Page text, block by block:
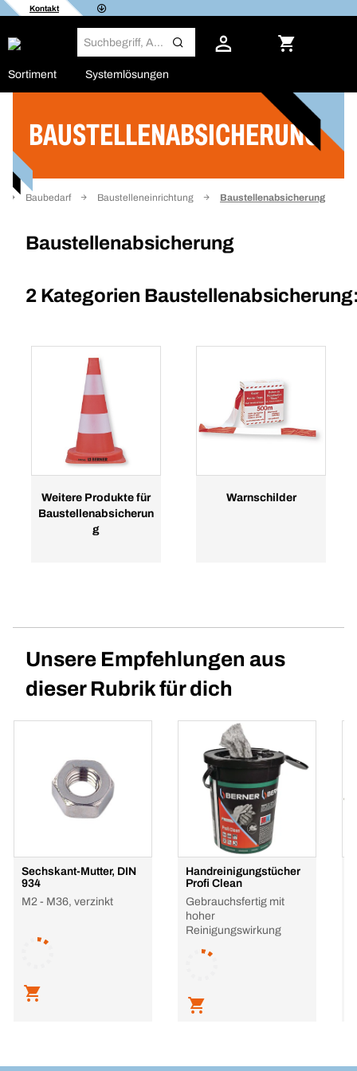
Kontakt
Sortiment Systemlösungen
BAUSTELLENABSICHERUNG
Baubedarf Baustelleneinrichtung Baustellenabsicherung
Baustellenabsicherung
2 Kategorien
Weitere Produkte für
Baustellenabsicherun
g
Warnschilder
Filter
Unsere Empfehlungen aus
dieser Rubrik für dich
Sechskant-Mutter, DIN
934
M2 - M36, verzinkt
Handreinigungstücher
Profi Clean
Gebrauchsfertig mit
hoher
Reinigungswirkung